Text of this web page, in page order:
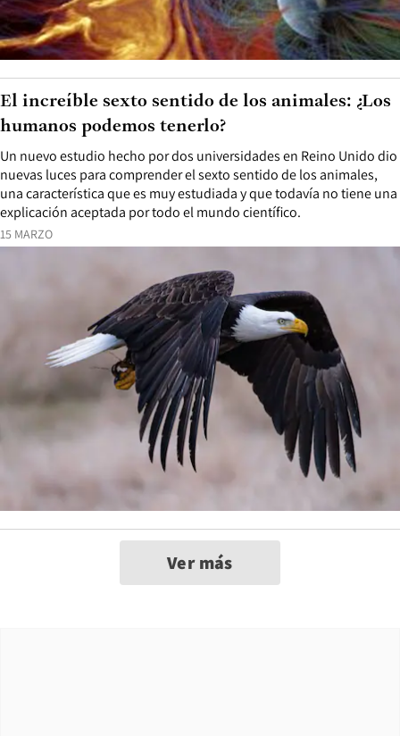
15 MARZO
Un nuevo estudio hecho por dos universidades en Reino Unido dio
nuevas luces para comprender el sexto sentido de los animales,
una característica que es muy estudiada y que todavía no tiene una
explicación aceptada por todo el mundo científico.
El increíble sexto sentido de los animales: ¿Los
humanos podemos tenerlo?
Ver más